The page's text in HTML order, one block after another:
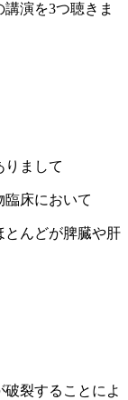
演を3つ聴きま
りまして
臨床において
とんどが脾臓や肝
裂することによ